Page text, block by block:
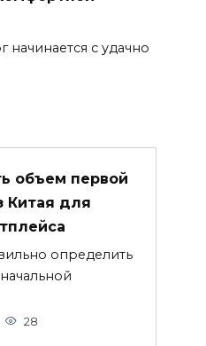
начинается с удачно
объем первой
Китая для
определить
28